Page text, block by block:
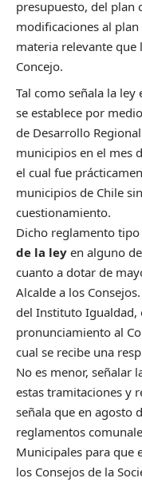
presupuesto, del plan
modificaciones al
materia relevante que
Concejo.
Tal como señala la
se establece por
de Desarrollo
municipios en el mes
el cual fue
municipios de Chile
cuestionamiento.
Dicho reglamento
de la ley en alguno
cuanto a dotar de
Alcalde a los
del Instituto Igualdad,
pronunciamiento al
cual se recibe una
No es menor, señalar
estas tramitaciones y
señala que en agosto
reglamentos
Municipales para que
los Consejos de la